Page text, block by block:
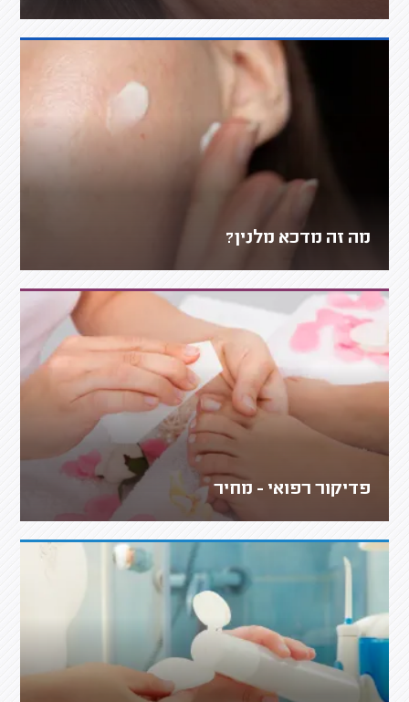
מה זה מדכא מלנין?
פדיקור רפואי - מחיר